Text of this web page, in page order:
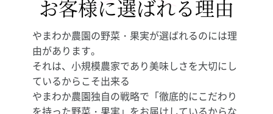
お客様に選ばれる理由
やまわか農園の野菜・果実が選ばれるのには理
由があります。
それは、小規模農家であり美味しさを大切にし
ているからこそ出来る
やまわか農園独自の戦略で「徹底的にこだわり
を持った野菜・果実」をお届けしているからな